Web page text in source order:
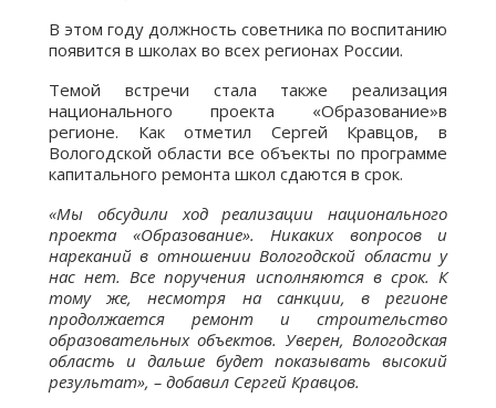
В этом году должность советника по воспитанию
появится в школах во всех регионах России.
Темой встречи стала также реализация
национального проекта «Образование»в
регионе. Как отметил Сергей Кравцов, в
Вологодской области все объекты по программе
капитального ремонта школ сдаются в срок.
«Мы обсудили ход реализации национального
проекта «Образование». Никаких вопросов и
нареканий в отношении Вологодской области у
нас нет. Все поручения исполняются в срок. К
тому же, несмотря на санкции, в регионе
продолжается ремонт и строительство
образовательных объектов. Уверен, Вологодская
область и дальше будет показывать высокий
результат», – добавил Сергей Кравцов.